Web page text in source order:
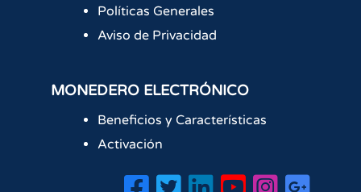
Políticas Generales
Aviso de Privacidad
MONEDERO ELECTRÓNICO
Beneficios y Características
Activación